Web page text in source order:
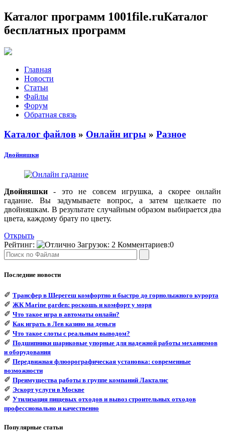
Каталог программ 1001file.ruКаталог
бесплатных программ
Главная
Новости
Статьи
Файлы
Форум
Обратная связь
Каталог файлов » Онлайн игры » Разное
Двойняшки
Двойняшки - это не совсем игрушка, а скорее онлайн
гадание. Вы задумываете вопрос, а затем щелкаете по
двойняшкам. В результате случайным образом выбирается два
цвета, каждому брату по цвету.
Открыть
Рейтинг:
Загрузок: 2 Комментариев:0
Последние новости
✐ Трансфер в Шерегеш комфортно и быстро до горнолыжного курорта
✐ ЖК Marine garden: роскошь и комфорт у моря
✐ Что такое игра в автоматы онлайн?
✐ Как играть в Лев казино на деньги
✐ Что такое слоты с реальным выводом?
✐ Подшипники шариковые упорные для надежной работы механизмов
и оборудования
✐ Передвижная флюорографическая установка: современные
возможности
✐ Преимущества работы в группе компаний Лакталис
✐ Эскорт услуги в Москве
✐ Утилизация пищевых отходов и вывоз строительных отходов
профессионально и качественно
Популярные статьи